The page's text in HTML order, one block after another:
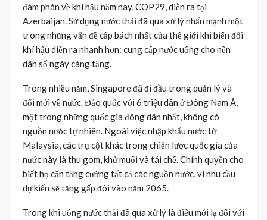
đàm phán về khí hậu năm nay, COP29, diễn ra tại
Azerbaijan. Sử dụng nước thải đã qua xử lý nhấn mạnh một
trong những vấn đề cấp bách nhất của thế giới khi biến đổi
khí hậu diễn ra nhanh hơn: cung cấp nước uống cho nền
dân số ngày càng tăng.
Trong nhiều năm, Singapore đã đi đầu trong quản lý và
đổi mới về nước. Đảo quốc với 6 triệu dân ở Đông Nam Á,
một trong những quốc gia đông dân nhất, không có
nguồn nước tự nhiên. Ngoài việc nhập khẩu nước từ
Malaysia, các trụ cột khác trong chiến lược quốc gia của
nước này là thu gom, khử muối và tái chế. Chính quyền cho
biết họ cần tăng cường tất cả các nguồn nước, vì nhu cầu
dự kiến sẽ tăng gấp đôi vào năm 2065.
Trong khi uống nước thải đã qua xử lý là điều mới lạ đối với